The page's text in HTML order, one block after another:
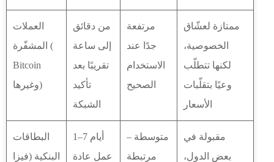
العملات
المشفّرة (
Bitcoin
وغيرها)
من دقائق
إلى ساعة
تقريبًا بعد
تأكيد
الشبكة
مرتفعة
جدًا عند
الاستخدام
الصحيح
ممتازة لعشّاق
الخصوصية،
لكنها تتطلّب
وعيًا بتقلّبات
الأسعار
البطاقات
البنكية (فيزا
1–7 أيام
عمل عادة
متوسطة –
مرتبطة
مقبولة في
بعض الدول،